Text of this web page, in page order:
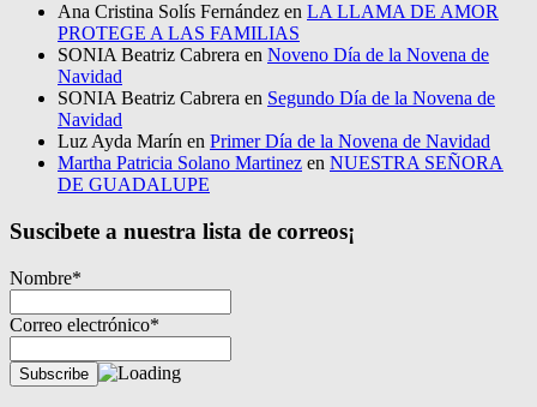
Ana Cristina Solís Fernández en LA LLAMA DE AMOR
PROTEGE A LAS FAMILIAS
SONIA Beatriz Cabrera en Noveno Día de la Novena de
Navidad
SONIA Beatriz Cabrera en Segundo Día de la Novena de
Navidad
Luz Ayda Marín en Primer Día de la Novena de Navidad
Martha Patricia Solano Martinez en NUESTRA SEÑORA
DE GUADALUPE
Suscibete a nuestra lista de correos¡
Nombre*
Correo electrónico*